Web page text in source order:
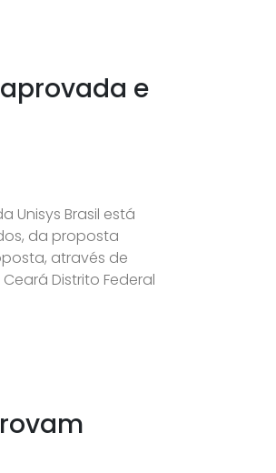
e
Unisys Brasil está
da proposta
através de
Distrito Federal